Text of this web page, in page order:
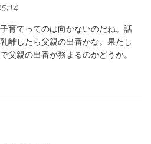
育てってのは向かないのだね。話
離したら父親の出番かな。果たし
父親の出番が務まるのかどうか。